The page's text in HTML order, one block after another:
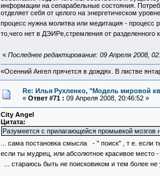
информации на сепарабельные состояния.
отделяет себя от целого на энергетическом
процесс нужна молитва или медитация - процесс
то,чего нет в ДЭИРе,стремления от
« Последнее редактирование: 09 Апреля 2008,
«Осенний Ангел прячется в дождях. В листве
Re: Илья Рухленко, "Модель мировой
« Ответ #71 : 09 Апреля 2008, 20:46:52 »
City Angel
Цитата:
Разумеется с прилагающейся промывкой мозгов
... сама постановка смысла - " поиск" , т е.
если ты мудрец, или абсолютное красивое
... стараюсь быть не поисковиком и тем более